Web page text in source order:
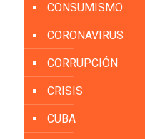
CONSUMISMO
CORONAVIRUS
CORRUPCIÓN
CRISIS
CUBA